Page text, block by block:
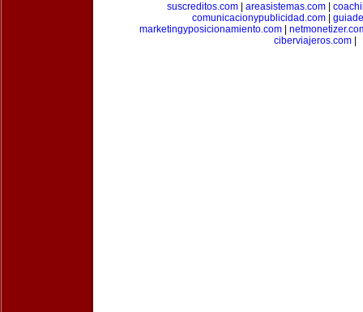
suscreditos.com
areasistemas.com
comunicacionypublicidad.com
marketingyposicionamiento.com|
ciberviajeros.com